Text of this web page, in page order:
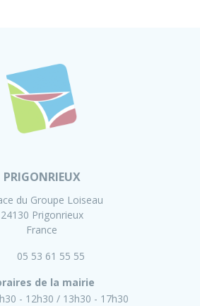
PRIGONRIEUX
du Groupe Loiseau
24130 Prigonrieux
France
05 53 61 55 55
de la mairie
- 12h30
13h30 - 17h30